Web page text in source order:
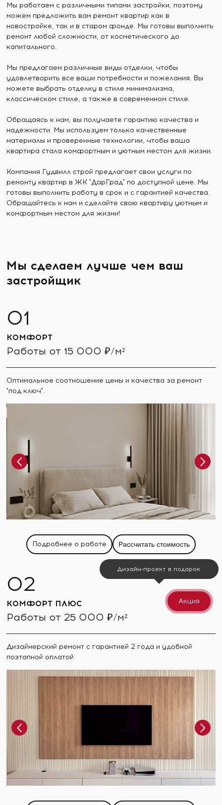
Мы работаем с различными типами застройки, поэтому
можем предложить вам ремонт квартир как в
новостройке, так и в старом фонде. Мы готовы выполнить
ремонт любой сложности, от косметического до
капитального.
Мы предлагаем различные виды отделки, чтобы
удовлетворить все ваши потребности и пожелания. Вы
можете выбрать отделку в стиле минимализма,
классическом стиле, а также в современном стиле.
Обращаясь к нам, вы получаете гарантию качества и
надежности. Мы используем только качественные
материалы и проверенные технологии, чтобы ваша
квартира стала комфортным и уютным местом для жизни.
Компания Гудвилл строй предлагает свои услуги по
ремонту квартир в ЖК "ДарГрад" по доступной цене. Мы
готовы выполнить работу в срок и с гарантией качества.
Обращайтесь к нам и сделайте свою квартиру уютным и
комфортным местом для жизни!
Мы сделаем лучше чем ваш
застройщик
КОМФОРТ
Работы от 15 000 ₽/м²
Оптимальное соотношение цены и качества за ремонт
"под ключ".
Подробнее о работе Рассчитать стоимость
КОМФОРТ ПЛЮС
Работы от 25 000 ₽/м²
Дизайнерский ремонт с гарантией 2 года и удобной
поэтапной оплатой
Акция
Дизайн-проект в подарок